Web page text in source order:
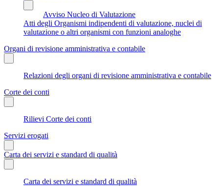
Avviso Nucleo di Valutazione
Atti degli Organismi indipendenti di valutazione, nuclei di
valutazione o altri organismi con funzioni analoghe
Organi di revisione amministrativa e contabile
Relazioni degli organi di revisione amministrativa e contabile
Corte dei conti
Rilievi Corte dei conti
Servizi erogati
Carta dei servizi e standard di qualità
Carta dei servizi e standard di qualità